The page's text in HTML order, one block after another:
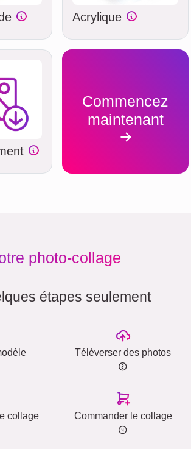
Acrylique
Commencez
maintenant
photo-collage
étapes seulement
Téléverser des photos
collage Commander le collage